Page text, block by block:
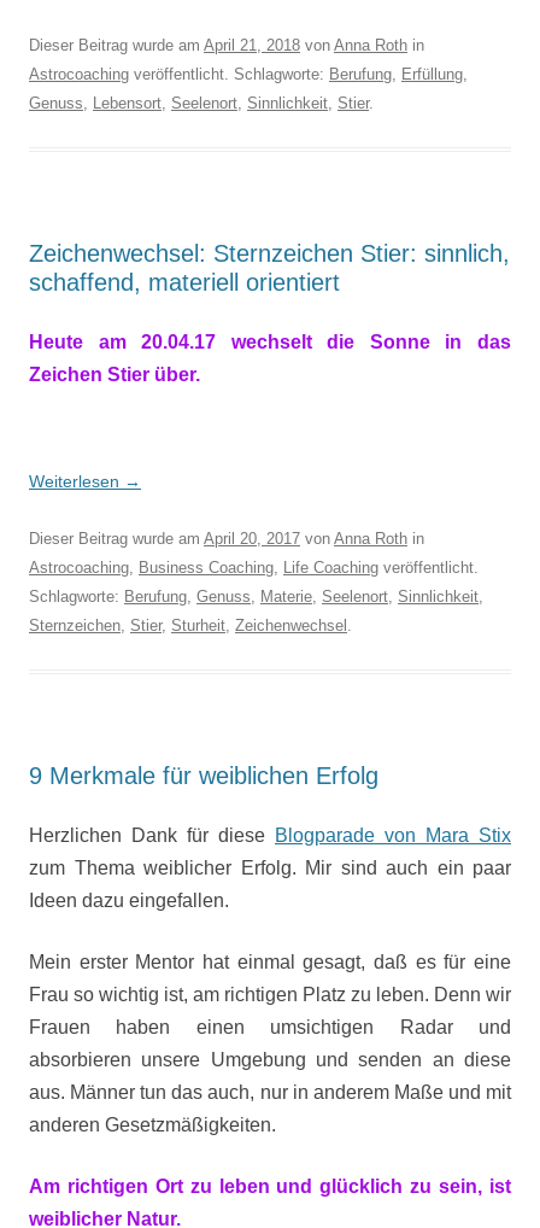
Dieser Beitrag wurde am April 21, 2018 von Anna Roth in
Astrocoaching veröffentlicht. Schlagworte: Berufung, Erfüllung,
Genuss, Lebensort, Seelenort, Sinnlichkeit, Stier.
Zeichenwechsel: Sternzeichen Stier: sinnlich,
schaffend, materiell orientiert
Heute am 20.04.17 wechselt die Sonne in das
Zeichen Stier über.
Weiterlesen →
Dieser Beitrag wurde am April 20, 2017 von Anna Roth in
Astrocoaching, Business Coaching, Life Coaching veröffentlicht.
Schlagworte: Berufung, Genuss, Materie, Seelenort, Sinnlichkeit,
Sternzeichen, Stier, Sturheit, Zeichenwechsel .
9 Merkmale für weiblichen Erfolg
Herzlichen Dank für diese Blogparade von Mara Stix
zum Thema weiblicher Erfolg. Mir sind auch ein paar
Ideen dazu eingefallen.
Mein erster Mentor hat einmal gesagt, daß es für eine
Frau so wichtig ist, am richtigen Platz zu leben. Denn wir
Frauen haben einen umsichtigen Radar und
absorbieren unsere Umgebung und senden an diese
aus. Männer tun das auch, nur in anderem Maße und mit
anderen Gesetzmäßigkeiten.
Am richtigen Ort zu leben und glücklich zu sein, ist
weiblicher Natur.